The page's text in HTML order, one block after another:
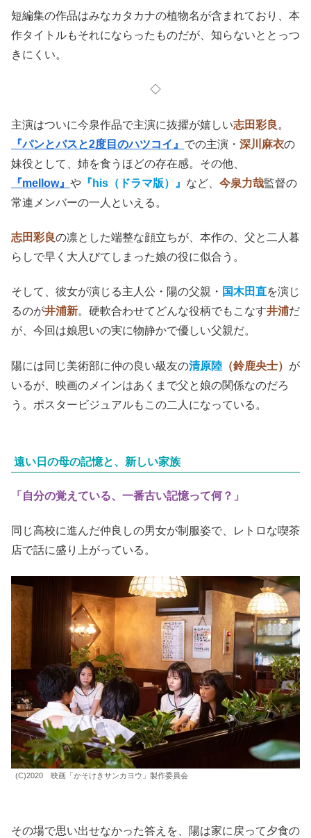
短編集の作品はみなカタカナの植物名が含まれており、本
作タイトルもそれにならったものだが、知らないととっつ
きにくい。
◇
主演はついに今泉作品で主演に抜擢が嬉しい志田彩良 。
『パンとバスと2度目のハツコイ』 での主演・ 深川麻衣の
妹役として、姉を食うほどの存在感。その他、
『mellow』 や 『his（ドラマ版）』 など、 今泉力哉監督の
常連メンバーの一人といえる。
志田彩良の凛とした端整な顔立ちが、本作の、父と二人暮
らしで早く大人びてしまった娘の役に似合う。
そして、彼女が演じる主人公・陽の父親・ 国木田直を演じ
るのが井浦新。硬軟合わせてどんな役柄でもこなす井浦だ
が、今回は娘思いの実に物静かで優しい父親だ。
陽には同じ美術部に仲の良い級友の清原陸 （鈴鹿央士） が
いるが、映画のメインはあくまで父と娘の関係なのだろ
う。ポスタービジュアルもこの二人になっている。
遠い日の母の記憶と、新しい家族
「自分の覚えている、一番古い記憶って何？」
同じ高校に進んだ仲良しの男女が制服姿で、レトロな喫茶
店で話に盛り上がっている。
(C)2020 映画「かそけきサンカヨウ」製作委員会
その場で思い出せなかった答えを、陽は家に戻って夕食の